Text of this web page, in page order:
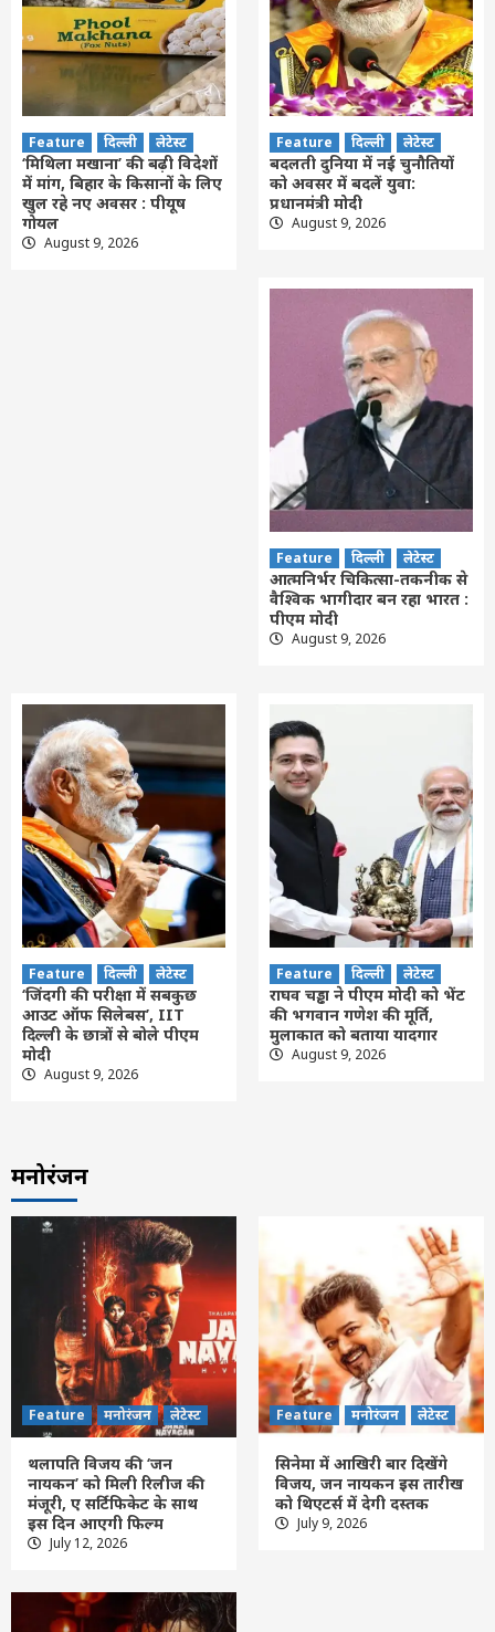
Feature दिल्ली लेटेस्ट
‘मिथिला मखाना’ की बढ़ी विदेशों
में मांग, बिहार के किसानों के लिए
खुल रहे नए अवसर : पीयूष
गोयल
August 9, 2026
Feature दिल्ली लेटेस्ट
बदलती दुनिया में नई चुनौतियों
को अवसर में बदलें युवा:
प्रधानमंत्री मोदी
August 9, 2026
Feature दिल्ली लेटेस्ट
आत्मनिर्भर चिकित्सा-तकनीक से
वैश्विक भागीदार बन रहा भारत :
पीएम मोदी
August 9, 2026
Feature दिल्ली लेटेस्ट
‘जिंदगी की परीक्षा में सबकुछ
आउट ऑफ सिलेबस’, IIT
दिल्ली के छात्रों से बोले पीएम
मोदी
August 9, 2026
Feature दिल्ली लेटेस्ट
राघव चड्ढा ने पीएम मोदी को भेंट
की भगवान गणेश की मूर्ति,
मुलाकात को बताया यादगार
August 9, 2026
मनोरंजन
Feature मनोरंजन लेटेस्ट
थलापति विजय की ‘जन
नायकन’ को मिली रिलीज की
मंजूरी, ए सर्टिफिकेट के साथ
इस दिन आएगी फिल्म
July 12, 2026
Feature मनोरंजन लेटेस्ट
सिनेमा में आखिरी बार दिखेंगे
विजय, जन नायकन इस तारीख
को थिएटर्स में देगी दस्तक
July 9, 2026
Feature